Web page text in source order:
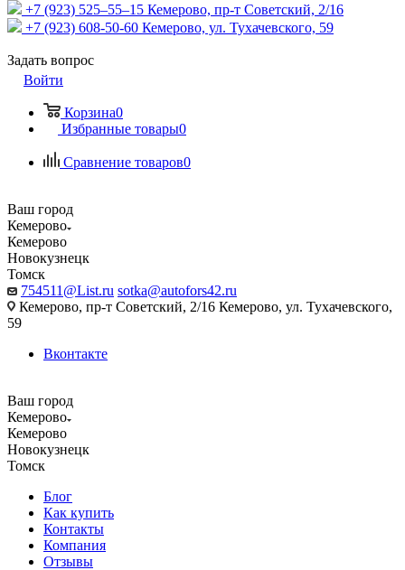
+7 (923) 525–55–15 Кемерово, пр-т Советский, 2/16
+7 (923) 608-50-60 Кемерово, ул. Тухачевского, 59
Задать вопрос
Войти
Корзина0
Избранные товары0
Сравнение товаров0
Ваш город
Кемерово
Кемерово
Новокузнецк
Томск
754511@List.ru sotka@autofors42.ru
Кемерово, пр-т Советский, 2/16 Кемерово, ул. Тухачевского,
59
Вконтакте
Ваш город
Кемерово
Кемерово
Новокузнецк
Томск
Блог
Как купить
Контакты
Компания
Отзывы